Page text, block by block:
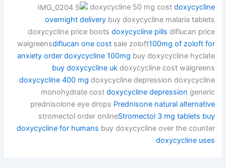
doxycycline 50 mg cost doxycycline
overnight delivery buy doxycycline malaria tablets
doxycycline price boots doxycycline pills diflucan price
walgreensdiflucan one costsale zoloft100mg of zoloft for
anxiety order doxycycline 100mg buy doxycycline hyclate
buy doxycycline uk doxycycline cost walgreens
doxycycline 400 mg doxycycline depression doxycycline
monohydrate cost doxycycline depression generic
prednisolone eye drops Prednisone natural alternative
stromectol order onlineStromectol 3 mg tablets buy
doxycycline for humans buy doxycycline over the counter
doxycycline uses